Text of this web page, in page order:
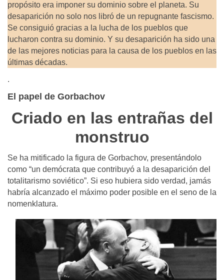
propósito era imponer su dominio sobre el planeta. Su
desaparición no solo nos libró de un repugnante fascismo.
Se consiguió gracias a la lucha de los pueblos que
lucharon contra su dominio. Y su desaparición ha sido una
de las mejores noticias para la causa de los pueblos en las
últimas décadas.
.
El papel de Gorbachov
Criado en las entrañas del
monstruo
Se ha mitificado la figura de Gorbachov, presentándolo
como “un demócrata que contribuyó a la desaparición del
totalitarismo soviético”. Si eso hubiera sido verdad, jamás
habría alcanzado el máximo poder posible en el seno de la
nomenklatura.